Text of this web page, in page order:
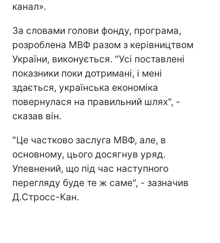
канал».
За словами голови фонду, програма,
розроблена МВФ разом з керівництвом
України, виконується. "Усі поставлені
показники поки дотримані, і мені
здається, українська економіка
повернулася на правильний шлях", -
сказав він.
"Це частково заслуга МВФ, але, в
основному, цього досягнув уряд.
Упевнений, що під час наступного
перегляду буде те ж саме", - зазначив
Д.Стросс-Кан.